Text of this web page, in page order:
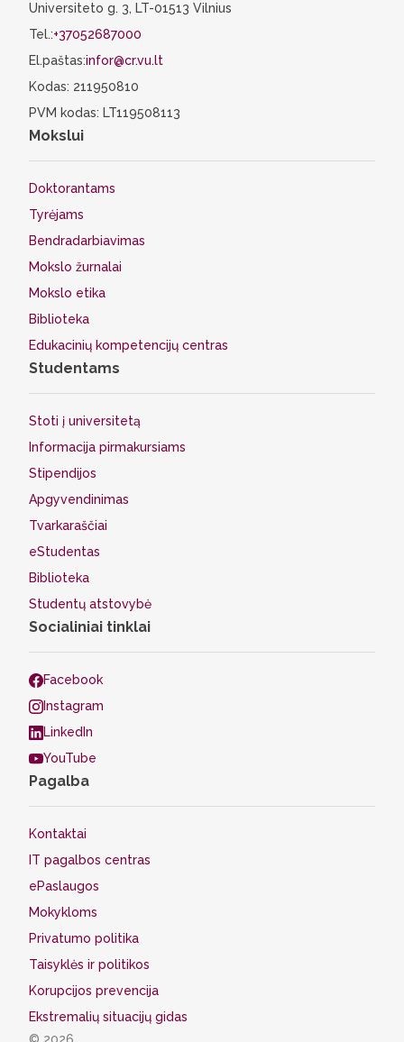
Universiteto g. 3, LT-01513 Vilnius
Tel.:+37052687000
El.paštas:infor@cr.vu.lt
Kodas: 211950810
PVM kodas: LT119508113
Mokslui
Doktorantams
Tyrėjams
Bendradarbiavimas
Mokslo žurnalai
Mokslo etika
Biblioteka
Edukacinių kompetencijų centras
Studentams
Stoti į universitetą
Informacija pirmakursiams
Stipendijos
Apgyvendinimas
Tvarkaraščiai
eStudentas
Biblioteka
Studentų atstovybė
Socialiniai tinklai
Facebook
Instagram
LinkedIn
YouTube
Pagalba
Kontaktai
IT pagalbos centras
ePaslaugos
Mokykloms
Privatumo politika
Taisyklės ir politikos
Korupcijos prevencija
Ekstremalių situacijų gidas